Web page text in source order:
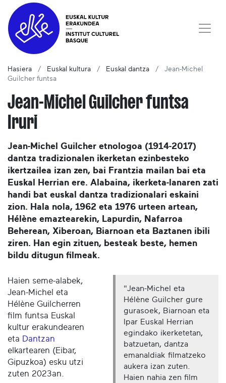
Hasiera Euskal kultura Euskal dantza
Jean-Michel
Guilcher funtsa
Jean-Michel Guilcher funtsa
Iruri
Jean-Michel Guilcher etnologoa (1914-2017)
dantza tradizionalen ikerketan ezinbesteko
ikertzailea izan zen, bai Frantzia mailan bai eta
Euskal Herrian ere. Alabaina, ikerketa-lanaren zati
handi bat euskal dantza tradizionalari eskaini
zion. Hala nola, 1962 eta 1976 urteen artean,
Hélène emaztearekin, Lapurdin, Nafarroa
Beherean, Xiberoan, Biarnoan eta Baztanen ibili
ziren. Han egin zituen, besteak beste, hemen
bildu ditugun filmeak.
"Jean-Michel eta
Hélène Guilcher gure
gurasoek, Biarnoan eta
Ipar Euskal Herrian
egindako ikerketetan,
batzuetan, dantza
emanaldiak filmatzeko
aukera izan zuten.
Haien nahia zen film
Haien seme-alabek,
Jean-Michel eta
Hélène Guilcherren
film funtsa Euskal
kultur erakundearen
eta Dantzan
elkartearen (Eibar,
Gipuzkoa) esku utzi
zuten 2023an.